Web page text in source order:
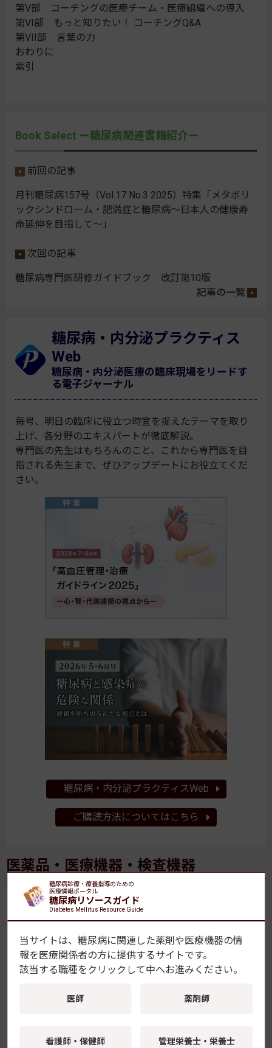
第V部 コーチングの医療チーム・医療組織への導入
第VI部 もっと知りたい！ コーチングQ&A
第VII部 言葉の力
おわりに
索引
Book Select ー糖尿病関連書籍紹介ー
前回の記事
月刊糖尿病157号（Vol.17 No.3 2025）特集「メタボリ
ックシンドローム・肥満症と糖尿病～日本人の健康寿
命延伸を目指して～」
次回の記事
糖尿病専門医研修ガイドブック 改訂第10版
記事の一覧
糖尿病・内分泌プラクティス
Web
糖尿病・内分泌医療の臨床現場をリードす
る電子ジャーナル
毎号、明日の臨床に役立つ時宜を捉えたテーマを取り
上げ、各分野のエキスパートが徹底解説。
専門医の先生はもちろんのこと、これから専門医を目
指される先生まで、ぜひアップデートにお役立てくだ
さい。
糖尿病・内分泌プラクティスWeb
ご購読方法についてはこちら
医薬品・医療機器・検査機器
糖尿病診療・療養指導で使用される製品を一覧で掲
載。情報収集・整理にお役立てください。
糖尿病診療・療養指導のための
医療情報ポータル
糖尿病リソースガイド
Diabetes Mellitus Resource Guide
当サイトは、糖尿病に関連した薬剤や医療機器の情
報を医療関係者の方に提供するサイトです。
該当する職種をクリックして中へお進みください。
医師 薬剤師
看護師・保健師 管理栄養士・栄養士